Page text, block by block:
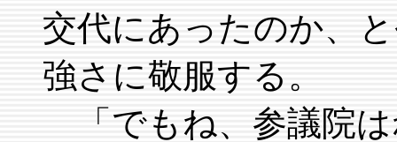
交代にあったのか、
強さに敬服する。
「でもね、参議院